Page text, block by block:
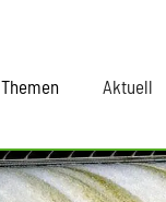
Themen Aktuell